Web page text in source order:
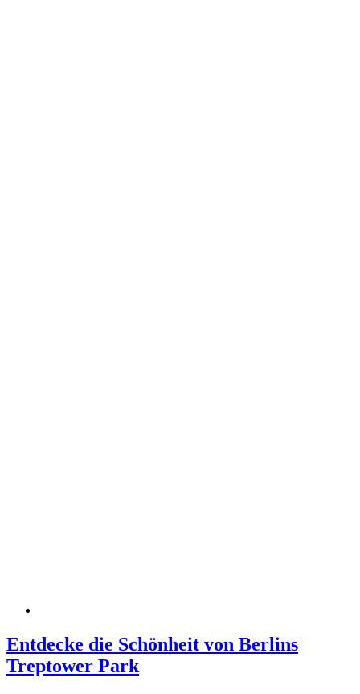
Entdecke die Schönheit von Berlins
Treptower Park